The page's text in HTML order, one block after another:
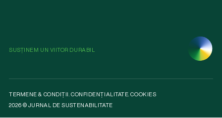
SUSȚINEM UN VIITOR DURABIL
TERMENE & CONDIȚII.CONFIDENȚIALITATE.COOKIES
2026 © JURNAL DE SUSTENABILITATE